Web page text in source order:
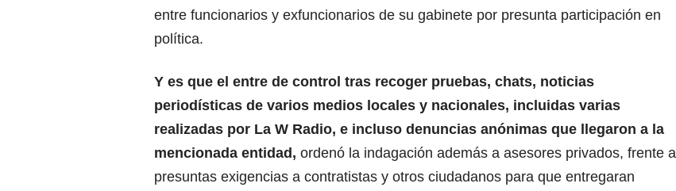
entre funcionarios y exfuncionarios de su gabinete por presunta participación en
política.
Y es que el entre de control tras recoger pruebas, chats, noticias
periodísticas de varios medios locales y nacionales, incluidas varias
realizadas por La W Radio, e incluso denuncias anónimas que llegaron a la
mencionada entidad, ordenó la indagación además a asesores privados, frente a
presuntas exigencias a contratistas y otros ciudadanos para que entregaran